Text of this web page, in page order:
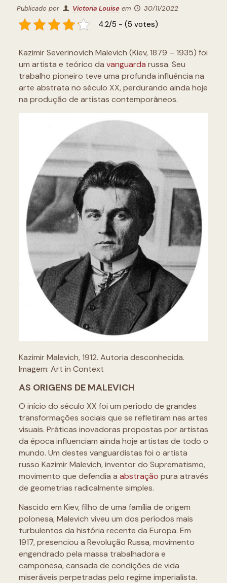
Publicado por Victoria Louise em 30/11/2022
4.2/5 - (5 votes)
Kazimir Severinovich Malevich (Kiev, 1879 – 1935) foi
um artista e teórico da vanguarda russa. Seu
trabalho pioneiro teve uma profunda influência na
arte abstrata no século XX, perdurando ainda hoje
na produção de artistas contemporâneos.
Kazimir Malevich, 1912. Autoria desconhecida.
Imagem: Art in Context
AS ORIGENS DE MALEVICH
O início do século XX foi um período de grandes
transformações sociais que se refletiram nas artes
visuais. Práticas inovadoras propostas por artistas
da época influenciam ainda hoje artistas de todo o
mundo. Um destes vanguardistas foi o artista
russo Kazimir Malevich, inventor do Suprematismo,
movimento que defendia a abstração pura através
de geometrias radicalmente simples.
Nascido em Kiev, filho de uma família de origem
polonesa, Malevich viveu um dos períodos mais
turbulentos da história recente da Europa. Em
1917, presenciou a Revolução Russa, movimento
engendrado pela massa trabalhadora e
camponesa, cansada de condições de vida
miseráveis perpetradas pelo regime imperialista.